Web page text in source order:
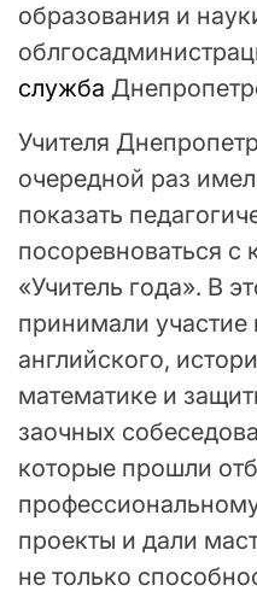
образования и
служба
Учителя
очередной раз
показать
посоревноваться с
«Учитель года». В
принимали участие
английского,
математике и
заочных
которые прошли
проекты и дали
не только